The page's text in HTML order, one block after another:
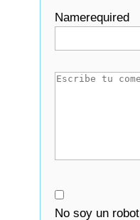
Namerequired
No soy un robot